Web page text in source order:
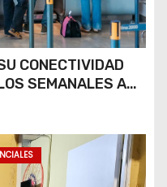
CONECTIVIDAD
SEMANALES A